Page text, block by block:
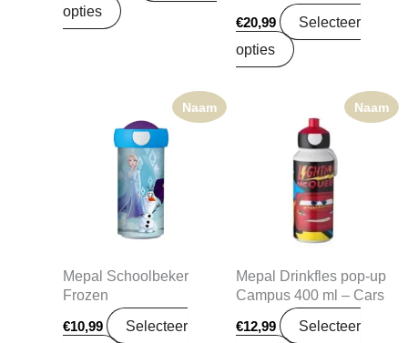
opties
€20,99
Selecteer
opties
Naam
Mepal Schoolbeker
Frozen
€10,99
Selecteer
Naam
Mepal Drinkfles pop-up
Campus 400 ml – Cars
€12,99
Selecteer